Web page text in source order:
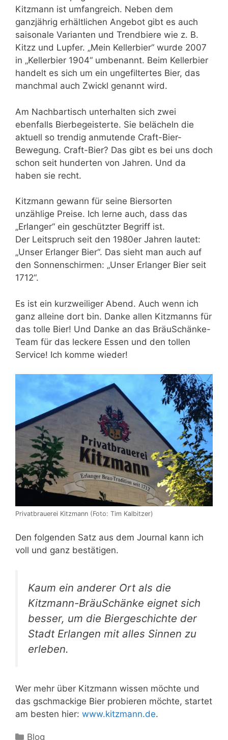
Kitzmann ist umfangreich. Neben dem
ganzjährig erhältlichen Angebot gibt es auch
saisonale Varianten und Trendbiere wie z. B.
Kitzz und Lupfer. „Mein Kellerbier“ wurde 2007
in „Kellerbier 1904“ umbenannt. Beim Kellerbier
handelt es sich um ein ungefiltertes Bier, das
manchmal auch Zwickl genannt wird.
Am Nachbartisch unterhalten sich zwei
ebenfalls Bierbegeisterte. Sie belächeln die
aktuell so trendig anmutende Craft-Bier-
Bewegung. Craft-Bier? Das gibt es bei uns doch
schon seit hunderten von Jahren. Und da
haben sie recht.
Kitzmann gewann für seine Biersorten
unzählige Preise. Ich lerne auch, dass das
„Erlanger“ ein geschützter Begriff ist.
Der Leitspruch seit den 1980er Jahren lautet:
„Unser Erlanger Bier“. Das sieht man auch auf
den Sonnenschirmen: „Unser Erlanger Bier seit
1712“.
Es ist ein kurzweiliger Abend. Auch wenn ich
ganz alleine dort bin. Danke allen Kitzmanns für
das tolle Bier! Und Danke an das BräuSchänke-
Team für das leckere Essen und den tollen
Service! Ich komme wieder!
Privatbrauerei Kitzmann (Foto: Tim Kalbitzer)
Den folgenden Satz aus dem Journal kann ich
voll und ganz bestätigen.
Kaum ein anderer Ort als die
Kitzmann-BräuSchänke eignet sich
besser, um die Biergeschichte der
Stadt Erlangen mit alles Sinnen zu
erleben.
Wer mehr über Kitzmann wissen möchte und
das gschmackige Bier probieren möchte, startet
am besten hier: www.kitzmann.de.
Kategorien
Blog